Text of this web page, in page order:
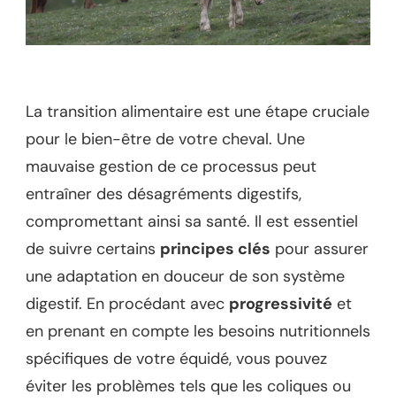
La transition alimentaire est une étape cruciale
pour le bien-être de votre cheval. Une
mauvaise gestion de ce processus peut
entraîner des désagréments digestifs,
compromettant ainsi sa santé. Il est essentiel
de suivre certains principes clés pour assurer
une adaptation en douceur de son système
digestif. En procédant avec progressivité et
en prenant en compte les besoins nutritionnels
spécifiques de votre équidé, vous pouvez
éviter les problèmes tels que les coliques ou